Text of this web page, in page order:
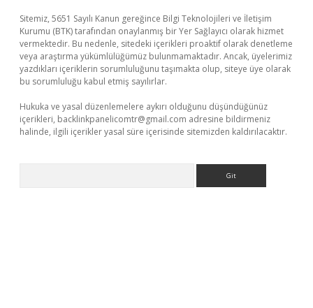
Sitemiz, 5651 Sayılı Kanun gereğince Bilgi Teknolojileri ve İletişim
Kurumu (BTK) tarafından onaylanmış bir Yer Sağlayıcı olarak hizmet
vermektedir. Bu nedenle, sitedeki içerikleri proaktif olarak denetleme
veya araştırma yükümlülüğümüz bulunmamaktadır. Ancak, üyelerimiz
yazdıkları içeriklerin sorumluluğunu taşımakta olup, siteye üye olarak
bu sorumluluğu kabul etmiş sayılırlar.
Hukuka ve yasal düzenlemelere aykırı olduğunu düşündüğünüz
içerikleri, backlinkpanelicomtr@gmail.com adresine bildirmeniz
halinde, ilgili içerikler yasal süre içerisinde sitemizden kaldırılacaktır.